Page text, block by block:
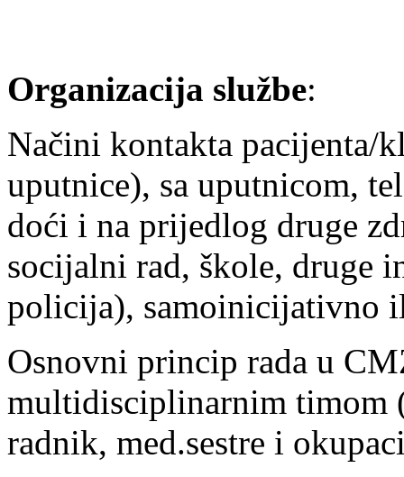
Organizacija službe:
Načini kontakta pacijenta/
uputnice), sa uputnicom,
doći i na prijedlog druge
socijalni rad, škole, druge
policija), samoinicijativno
Osnovni princip rada u
multidisciplinarnim timom
radnik, med.sestre i